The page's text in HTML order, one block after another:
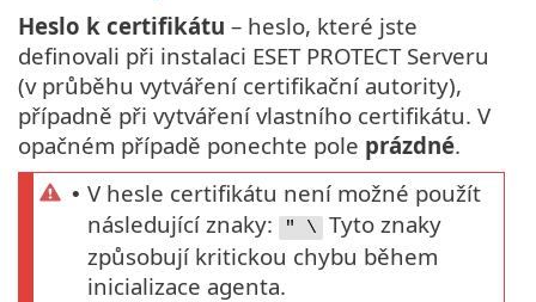
Heslo k certifikátu – heslo, které jste
definovali při instalaci ESET PROTECT Serveru
(v průběhu vytváření certifikační autority),
případně při vytváření vlastního certifikátu. V
opačném případě ponechte pole prázdné.
• V hesle certifikátu není možné použít
následující znaky:
" \
Tyto znaky
způsobují kritickou chybu během
inicializace agenta.